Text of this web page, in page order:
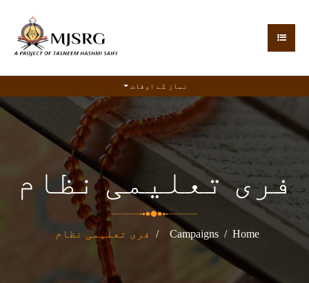
نماز کے اوقات
فری تعلیمی نظام
Home
Campaigns فری تعلیمی نظام